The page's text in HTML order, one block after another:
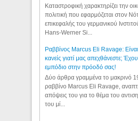
Καταστροφική χαρακτηρίζει την
πολιτική που εφαρμόζεται στον
επικεφαλής του γερμανικού
Hans-Werner Si...
Ραββίνος Marcus Eli Ravage:
κανείς γιατί μας απεχθάνεστε;
εμπόδιο στην πρόοδό σας!
Δύο άρθρα γραμμένα το μακρινό
ραββίνο Marcus Eli Ravage,
απόψεις του για το θέμα του
του μί...